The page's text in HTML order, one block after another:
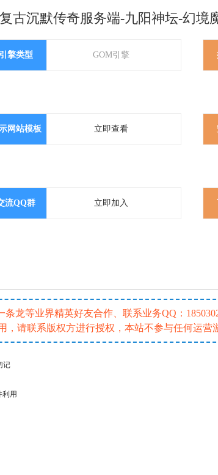
古沉默传奇服务端-九阳神坛-幻境
引擎类型 GOM引擎
网站模板 立即查看
流QQ群 立即加入
龙等业界精英好友合作、联系业务QQ：
，请联系版权方进行授权，本站不参与任何运
记
用